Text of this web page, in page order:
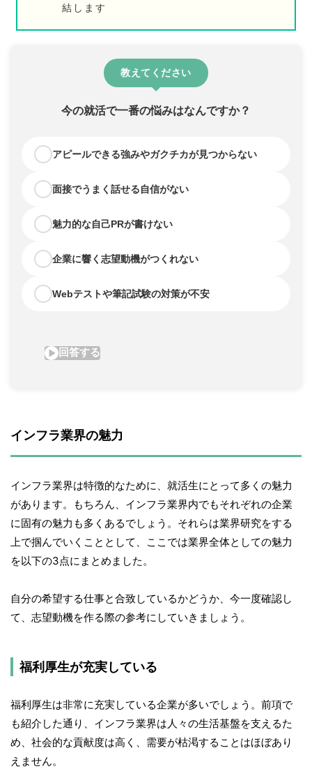
結します
インフラ業界の魅力
インフラ業界は特徴的なために、就活生にとって多くの魅力
があります。もちろん、インフラ業界内でもそれぞれの企業
に固有の魅力も多くあるでしょう。それらは業界研究をする
上で掴んでいくこととして、ここでは業界全体としての魅力
を以下の3点にまとめました。
自分の希望する仕事と合致しているかどうか、今一度確認し
て、志望動機を作る際の参考にしていきましょう。
福利厚生が充実している
福利厚生は非常に充実している企業が多いでしょう。前項で
も紹介した通り、インフラ業界は人々の生活基盤を支えるた
め、社会的な貢献度は高く、需要が枯渇することはほぼあり
えません。